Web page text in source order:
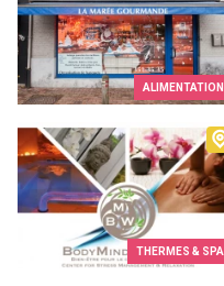
ALIMENTATION
THERMES & SPA
Body Mind Wellness